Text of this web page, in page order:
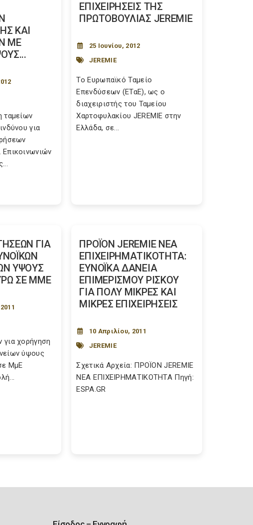
ΚΑΙ
ΜΕ
ταμείων
για
ΕΠΙΧΕΙΡΗΣΕΙΣ ΤΗΣ
ΠΡΩΤΟΒΟΥΛΙΑΣ JEREMIE
25 Ιουνίου, 2012
JEREMIE
Το Ευρωπαϊκό Ταμείο
Επενδύσεων (ΕΤαΕ), ως ο
διαχειριστής του Ταμείου
Χαρτοφυλακίου JEREMIE στην
Ελλάδα, σε...
ΓΙΑ
ΥΨΟΥΣ
ΣΕ ΜΜΕ
χορήγηση
ύψους
ΜμΕ
ΠΡΟΪΟΝ JEREMIE ΝΕΑ
ΕΠΙΧΕΙΡΗΜΑΤΙΚΟΤΗΤΑ:
ΕΥΝΟΪΚΑ ΔΑΝΕΙΑ
ΕΠΙΜΕΡΙΣΜΟΥ ΡΙΣΚΟΥ
ΓΙΑ ΠΟΛΥ ΜΙΚΡΕΣ ΚΑΙ
ΜΙΚΡΕΣ ΕΠΙΧΕΙΡΗΣΕΙΣ
10 Απριλίου, 2011
JEREMIE
Σχετικά Αρχεία: ΠΡΟΪΟΝ JEREMIE
ΝΕΑ ΕΠΙΧΕΙΡΗΜΑΤΙΚΟΤΗΤΑ Πηγή:
ESPA.GR